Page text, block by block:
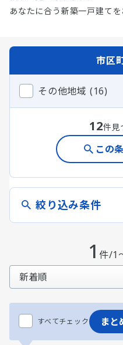
あなたに合う新築一戸建てを
1 件/1
すべてチェック まと
市区
その他地域 (16)
12件見
この
絞り込み条件